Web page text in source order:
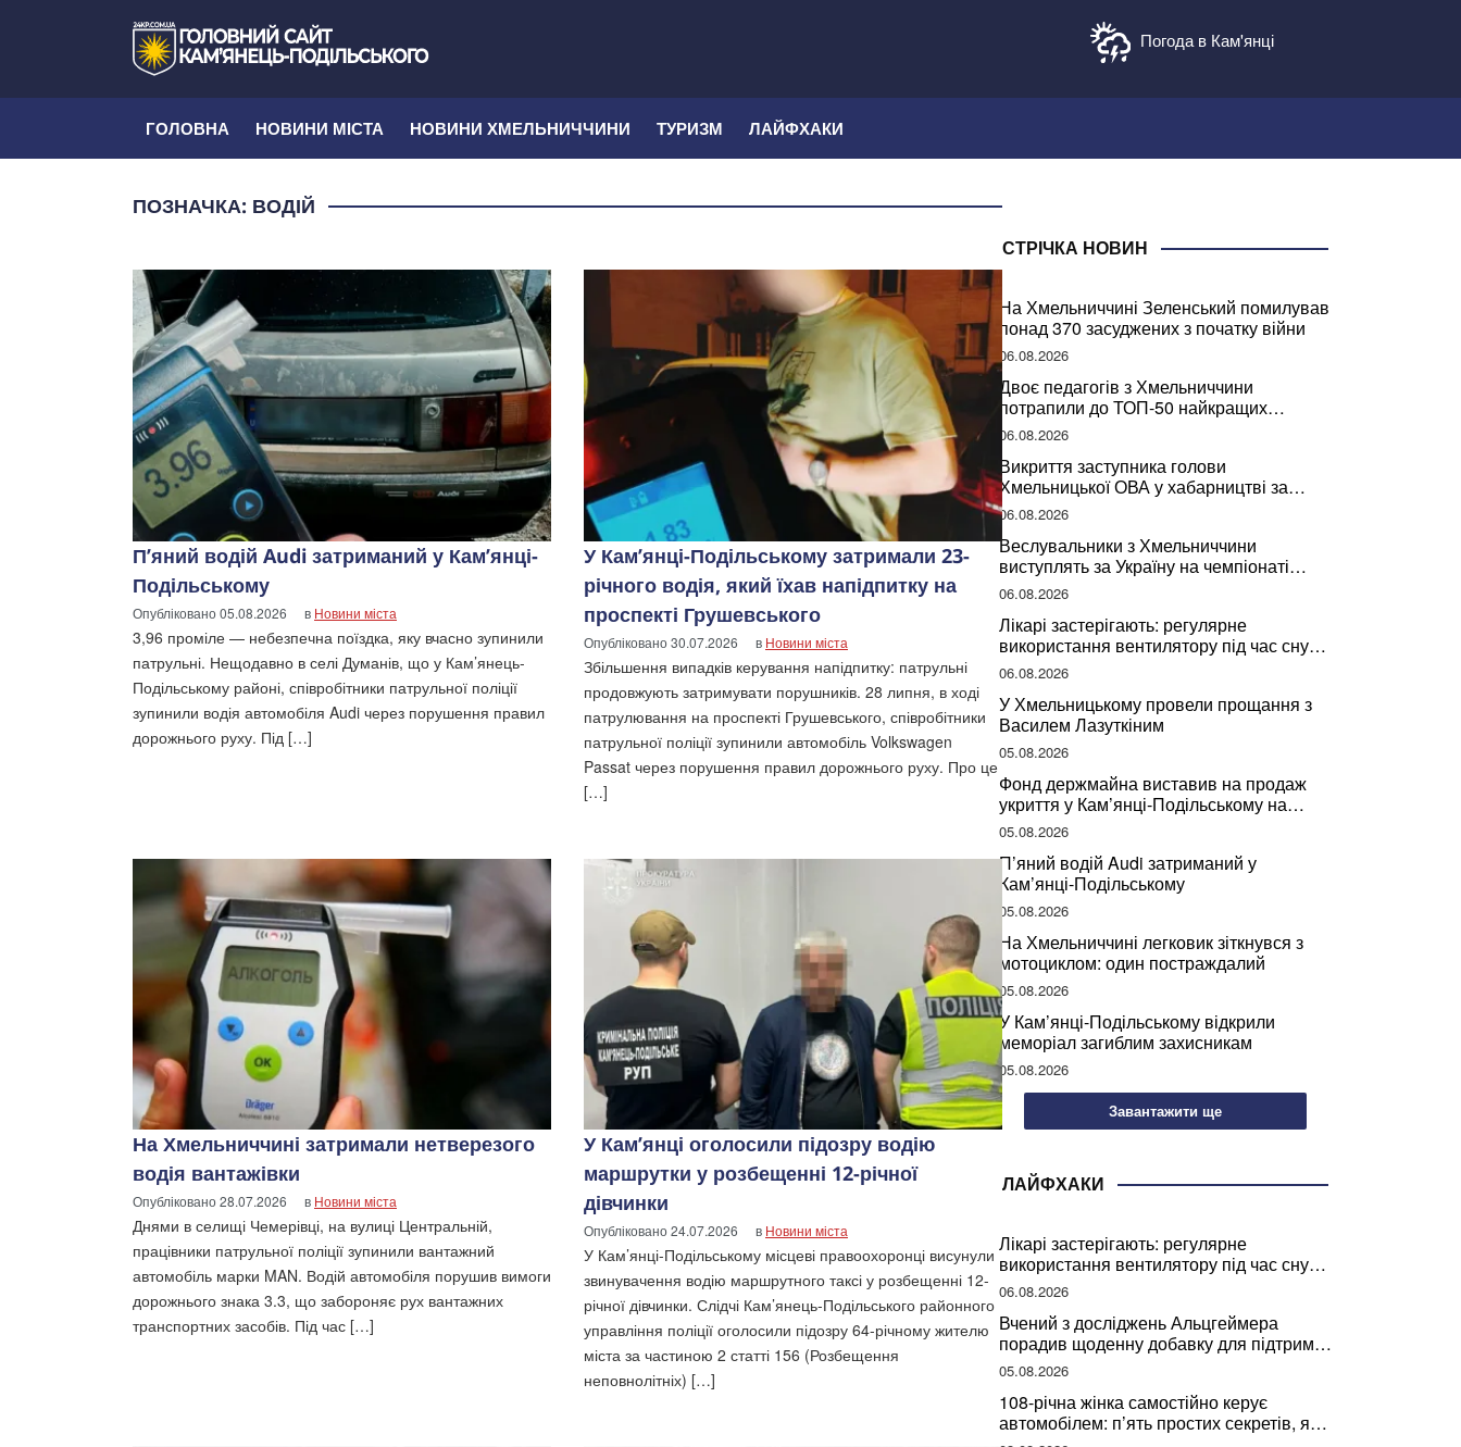
Погода в Кам'янці
ГОЛОВНА НОВИНИ МІСТА НОВИНИ ХМЕЛЬНИЧЧИНИ ТУРИЗМ ЛАЙФХАКИ
ПОЗНАЧКА: ВОДІЙ
П’яний водій Audi затриманий у Кам’янці-
Подільському
Опубліковано05.08.2026 в Новини міста
3,96 проміле — небезпечна поїздка, яку вчасно зупинили
патрульні. Нещодавно в селі Думанів, що у Кам’янець-
Подільському районі, співробітники патрульної поліції
зупинили водія автомобіля Audi через порушення правил
дорожнього руху. Під […]
У Кам’янці-Подільському затримали 23-
річного водія, який їхав напідпитку на
проспекті Грушевського
Опубліковано30.07.2026 в Новини міста
Збільшення випадків керування напідпитку: патрульні
продовжують затримувати порушників. 28 липня, в ході
патрулювання на проспекті Грушевського, співробітники
патрульної поліції зупинили автомобіль Volkswagen
Passat через порушення правил дорожнього руху. Про це
[…]
На Хмельниччині затримали нетверезого
водія вантажівки
Опубліковано28.07.2026 в Новини міста
Днями в селищі Чемерівці, на вулиці Центральній,
працівники патрульної поліції зупинили вантажний
автомобіль марки MAN. Водій автомобіля порушив вимоги
дорожнього знака 3.3, що забороняє рух вантажних
транспортних засобів. Під час […]
У Кам’янці оголосили підозру водію
маршрутки у розбещенні 12-річної
дівчинки
Опубліковано24.07.2026 в Новини міста
У Кам’янці-Подільському місцеві правоохоронці висунули
звинувачення водію маршрутного таксі у розбещенні 12-
річної дівчинки. Слідчі Кам’янець-Подільського районного
управління поліції оголосили підозру 64-річному жителю
міста за частиною 2 статті 156 (Розбещення
неповнолітніх) […]
СТРІЧКА НОВИН
На Хмельниччині Зеленський помилував
понад 370 засуджених з початку війни
06.08.2026
Двоє педагогів з Хмельниччини
потрапили до ТОП-50 найкращих
учителів України
06.08.2026
Викриття заступника голови
Хмельницької ОВА у хабарництві за
підписання контрактів на ремонт доріг
06.08.2026
Веслувальники з Хмельниччини
виступлять за Україну на чемпіонаті
світу
06.08.2026
Лікарі застерігають: регулярне
використання вентилятору під час сну
може негативно вплинути на ваше
здоров’я
06.08.2026
У Хмельницькому провели прощання з
Василем Лазуткіним
05.08.2026
Фонд держмайна виставив на продаж
укриття у Кам’янці-Подільському на
Хмельниччині
05.08.2026
П’яний водій Audi затриманий у
Кам’янці-Подільському
05.08.2026
На Хмельниччині легковик зіткнувся з
мотоциклом: один постраждалий
05.08.2026
У Кам’янці-Подільському відкрили
меморіал загиблим захисникам
05.08.2026
Завантажити ще
ЛАЙФХАКИ
Лікарі застерігають: регулярне
використання вентилятору під час сну
може негативно вплинути на ваше
здоров’я
06.08.2026
Вчений з досліджень Альцгеймера
порадив щоденну добавку для підтримки
мозкової діяльності
05.08.2026
108-річна жінка самостійно керує
автомобілем: п’ять простих секретів, які